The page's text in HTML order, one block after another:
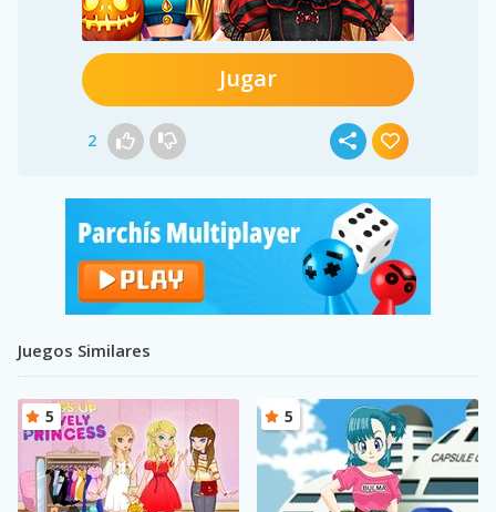
Jugar
2
Juegos Similares
5 5